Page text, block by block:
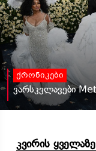
ქრონიკები
ვარსკვლავები
კვირის